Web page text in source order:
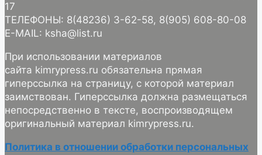
17
ТЕЛЕФОНЫ: 8(48236) 3-62-58, 8(905) 608-80-08
E-MAIL: ksha@list.ru
При использовании материалов
сайта kimrypress.ru обязательна прямая
гиперссылка на страницу, с которой материал
заимствован. Гиперссылка должна размещаться
непосредственно в тексте, воспроизводящем
оригинальный материал kimrypress.ru.
Политика в отношении обработки персональных